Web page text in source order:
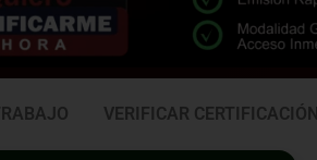
VERIFICAR CERTIFICACIÓN